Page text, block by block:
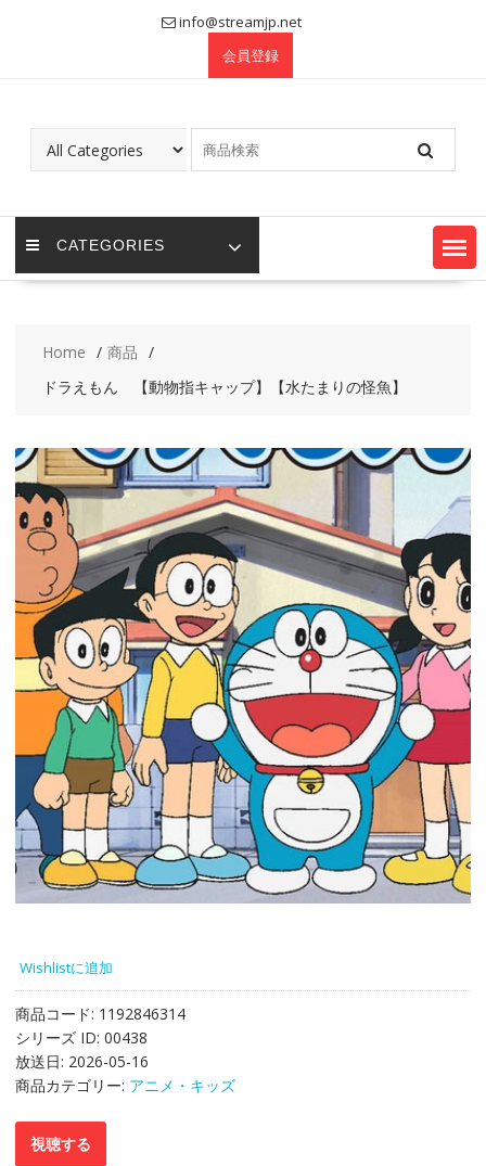
info@streamjp.net
会員登録
CATEGORIES
Home
商品
ドラえもん 【動物指キャップ】【水たまりの怪魚】
Wishlistに追加
商品コード: 1192846314
シリーズ ID: 00438
放送日: 2026-05-16
商品カテゴリー: アニメ・キッズ